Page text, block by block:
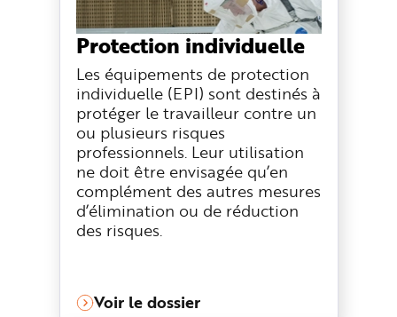
Protection individuelle
Les équipements de protection
individuelle (EPI) sont destinés à
protéger le travailleur contre un
ou plusieurs risques
professionnels. Leur utilisation
ne doit être envisagée qu’en
complément des autres mesures
d’élimination ou de réduction
des risques.
Voir le dossier